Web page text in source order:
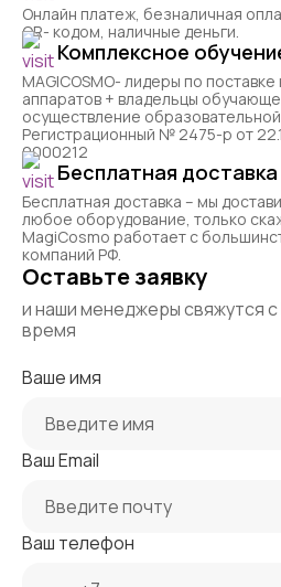
Онлайн платеж, безналичная
QR- кодом, наличные деньги.
Комплексное
MAGICOSMO- лидеры по
аппаратов + владельцы
осуществление
Регистрационный № 2475-р от
0000212
Бесплатная доставка
Бесплатная доставка – мы
любое оборудование, только
MagiCosmo работает с
компаний РФ.
Оставьте заявку
и наши менеджеры свяжутся
время
Ваше имя
Ваш Email
Ваш телефон